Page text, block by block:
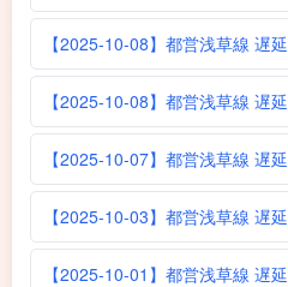
【2025-10-08】都営浅草線 遅延
【2025-10-08】都営浅草線 遅延
【2025-10-07】都営浅草線 遅延
【2025-10-03】都営浅草線 遅延
【2025-10-01】都営浅草線 遅延